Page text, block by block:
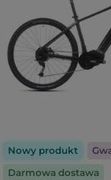
Nowy produkt
Darmowa dostawa